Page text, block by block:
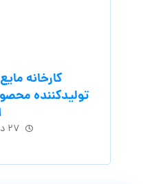
کارخانه
تولیدکننده
۲۷ دسامبر, ۲۰۲۵